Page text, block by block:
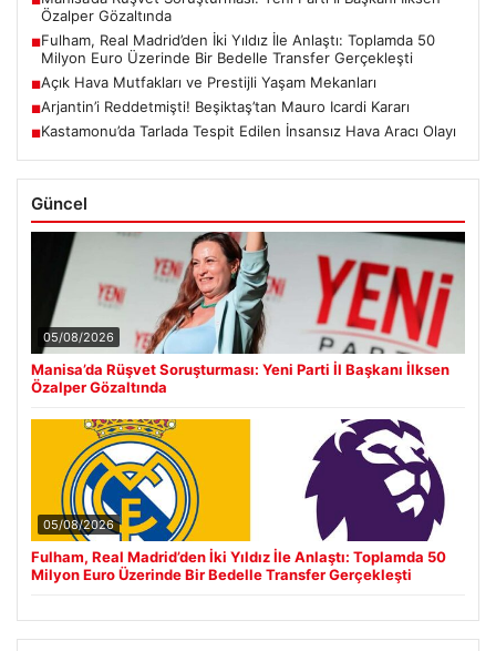
Özalper Gözaltında
■Fulham, Real Madrid’den İki Yıldız İle Anlaştı: Toplamda 50
Milyon Euro Üzerinde Bir Bedelle Transfer Gerçekleşti
■Açık Hava Mutfakları ve Prestijli Yaşam Mekanları
■Arjantin’i Reddetmişti! Beşiktaş’tan Mauro Icardi Kararı
■Kastamonu’da Tarlada Tespit Edilen İnsansız Hava Aracı Olayı
Güncel
05/08/2026
Manisa’da Rüşvet Soruşturması: Yeni Parti İl Başkanı İlksen
Özalper Gözaltında
05/08/2026
Fulham, Real Madrid’den İki Yıldız İle Anlaştı: Toplamda 50
Milyon Euro Üzerinde Bir Bedelle Transfer Gerçekleşti